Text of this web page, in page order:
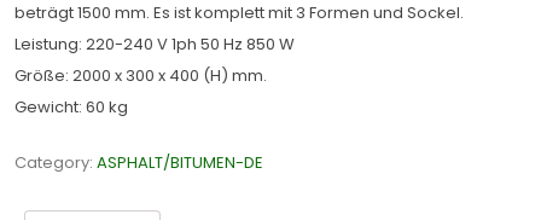
beträgt 1500 mm. Es ist komplett mit 3 Formen und Sockel.
Leistung: 220-240 V 1ph 50 Hz 850 W
Größe: 2000 x 300 x 400 (H) mm.
Gewicht: 60 kg
Category: ASPHALT/BITUMEN-DE